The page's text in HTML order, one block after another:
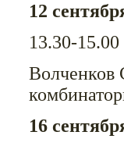
12
13.30-15.00
Волченков
16